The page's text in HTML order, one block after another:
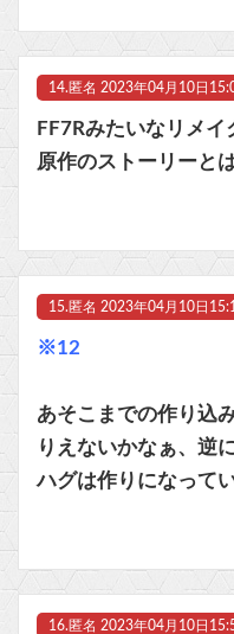
14. 匿名 2023年04月10日
FF7Rみたいなリメイ
原作のストーリーと
15. 匿名 2023年04月10日
※12
あそこまでの作り込
りえないかなぁ、逆
ハグは作りになって
16. 匿名 2023年04月10日